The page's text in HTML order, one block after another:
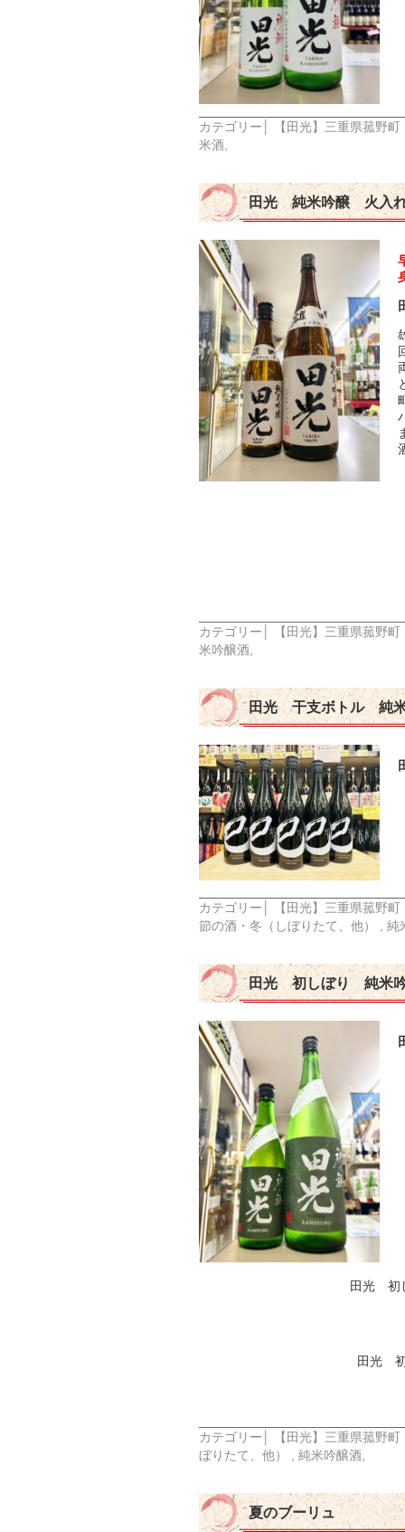
カテゴリー│
【田光】三重県菰野
米酒,
田光 純米吟醸 火入
カテゴリー│
【田光】三重県菰野
米吟醸酒,
田光 干支ボトル 純
カテゴリー│
【田光】三重県菰野
節の酒・冬（しぼりたて、他）
, 純
田光 初しぼり 純米
田光 初
田光
カテゴリー│
【田光】三重県菰野
ぼりたて、他）
純米吟醸酒
夏のブーリュ